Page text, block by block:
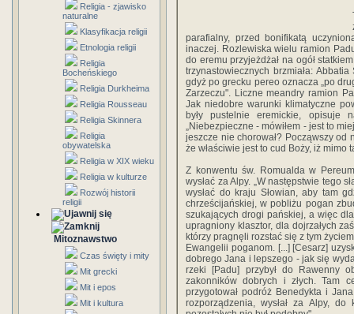
Religia - zjawisko
naturalne
Klasyfikacja religii
Etnologia religii
Religia
Bocheńskiego
Religia Durkheima
Religia Rousseau
Religia Skinnera
Religia
obywatelska
Religia w XIX wieku
Religia w kulturze
Rozwój historii
religii
Mitoznawstwo
Czas święty i mity
Mit grecki
Mit i epos
Mit i kultura
parafialny, przed bonifikatą
inaczej. Rozlewiska wielu ramion
do eremu przyjeżdżał na ogół
trzynastowiecznych brzmiała:
gdyż po grecku pereo oznacza „po
Zarzeczu". Liczne meandry ramion
Jak niedobre warunki klimatyczne
były pustelnie eremickie,
„Niebezpieczne - mówiłem - jest to
jeszcze nie chorował? Począwszy
że właściwie jest to cud Boży, iż
Z konwentu św. Romualda w
wysłać za Alpy. „W następstwie tego
wysłać do kraju Słowian, aby tam
chrześcijańskiej, w pobliżu pogan
szukających drogi pańskiej, a więc
upragniony klasztor, dla dojrzałych
którzy pragnęli rozstać się z tym
Ewangelii poganom. [...] [Cesarz]
dobrego Jana i lepszego - jak się
rzeki [Padu] przybył do Rawenny
zakonników dobrych i złych. Tam
przygotował podróż Benedykta i
rozporządzenia, wysłał za Alpy,